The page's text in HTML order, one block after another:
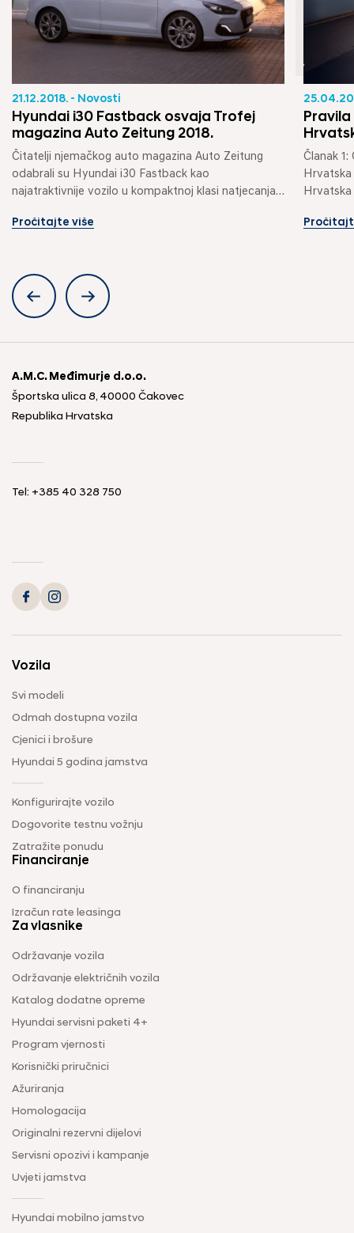
21.12.2018. - Novosti
Hyundai i30 Fastback osvaja Trofej
magazina Auto Zeitung 2018.
Čitatelji njemačkog auto magazina Auto Zeitung
odabrali su Hyundai i30 Fastback kao
najatraktivnije vozilo u kompaktnoj klasi natjecanja
Pročitajte više
Članak 1:
Hrvatska
Hrvatska
ima sva
A.M.C. Međimurje d.o.o.
Športska ulica 8, 40000 Čakovec
Republika Hrvatska
Tel: +385 40 328 750
Vozila
Svi modeli
Odmah dostupna vozila
Cjenici i brošure
Hyundai 5 godina jamstva
Konfigurirajte vozilo
Dogovorite testnu vožnju
Zatražite ponudu
Financiranje
O financiranju
Izračun rate leasinga
Za vlasnike
Održavanje vozila
Održavanje električnih vozila
Katalog dodatne opreme
Hyundai servisni paketi 4+
Program vjernosti
Korisnički priručnici
Ažuriranja
Homologacija
Originalni rezervni dijelovi
Servisni opozivi i kampanje
Uvjeti jamstva
Hyundai mobilno jamstvo